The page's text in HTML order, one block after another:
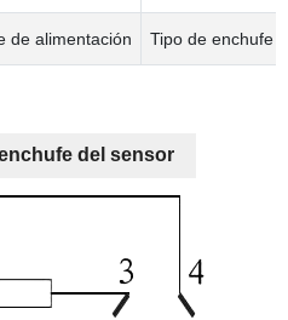
de alimentación Tipo de enchufe
del sensor